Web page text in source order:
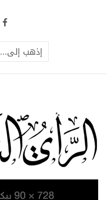
إذهب إلى...